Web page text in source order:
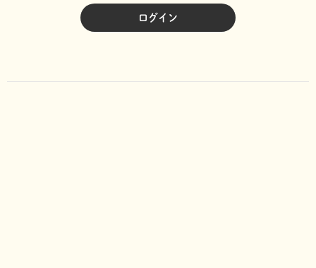
ログイン